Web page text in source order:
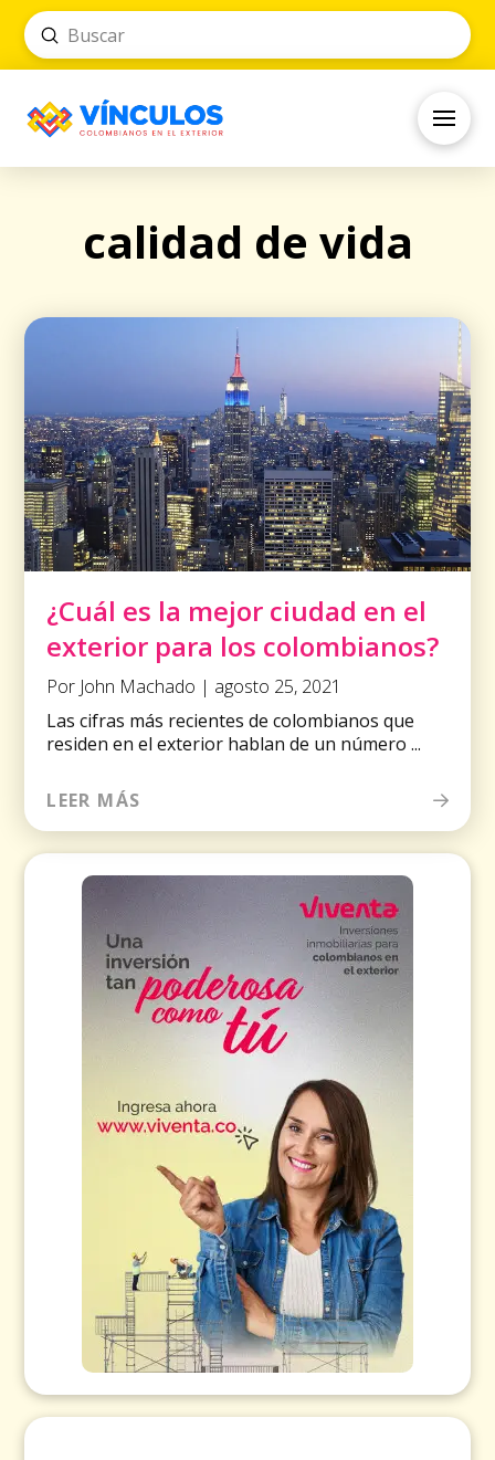
Search
Submit
calidad de vida
¿Cuál es la mejor ciudad en el
exterior para los colombianos?
Por John Machado | agosto 25, 2021
Las cifras más recientes de colombianos que
residen en el exterior hablan de un número ...
LEER MÁS